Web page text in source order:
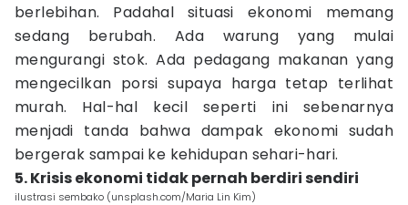
berlebihan. Padahal situasi ekonomi memang
sedang berubah. Ada warung yang mulai
mengurangi stok. Ada pedagang makanan yang
mengecilkan porsi supaya harga tetap terlihat
murah. Hal-hal kecil seperti ini sebenarnya
menjadi tanda bahwa dampak ekonomi sudah
bergerak sampai ke kehidupan sehari-hari.
5. Krisis ekonomi tidak pernah berdiri sendiri
ilustrasi sembako (unsplash.com/Maria Lin Kim)